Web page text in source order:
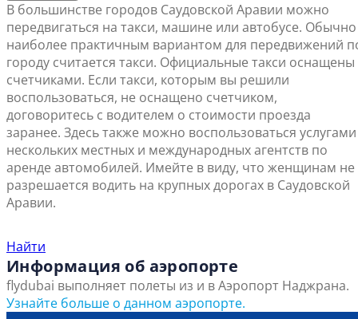
В большинстве городов Саудовской Аравии можно
передвигаться на такси, машине или автобусе. Обычно
наиболее практичным вариантом для передвижений
городу считается такси. Официальные такси оснащены
счетчиками. Если такси, которым вы решили
воспользоваться, не оснащено счетчиком,
договоритесь с водителем о стоимости проезда
заранее. Здесь также можно воспользоваться услугами
нескольких местных и международных агентств по
аренде автомобилей. Имейте в виду, что женщинам не
разрешается водить на крупных дорогах в Саудовской
Аравии.
Найти
Информация об аэропорте
flydubai выполняет полеты из и в Аэропорт Наджрана.
Узнайте больше о данном аэропорте.